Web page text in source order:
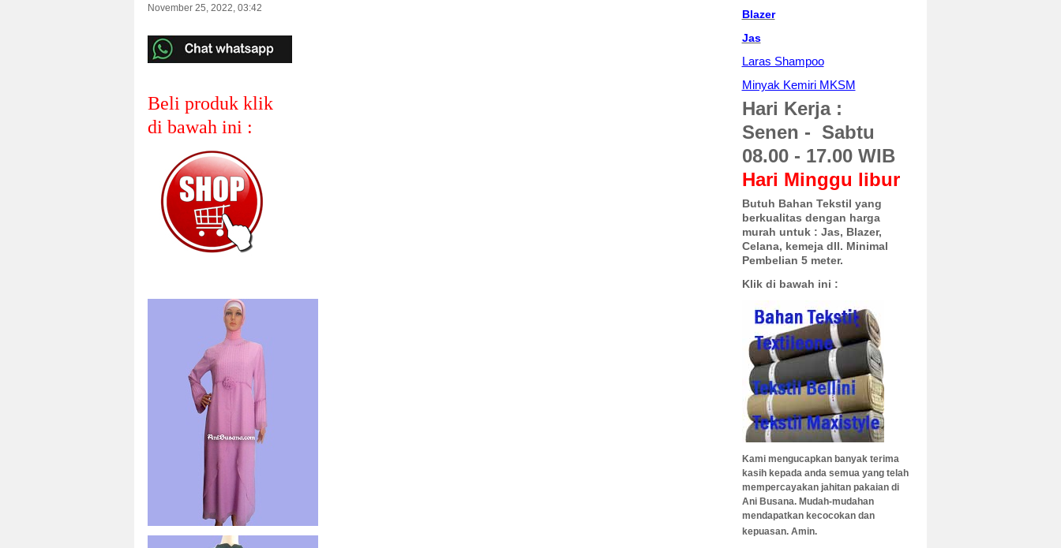
November 25, 2022, 03:42
Beli produk klik
di bawah ini :
Blazer
Jas
Laras Shampoo
Minyak Kemiri MKSM
Hari Kerja :
Senen - Sabtu
08.00 - 17.00 WIB
Hari Minggu libur
Butuh Bahan Tekstil yang
berkualitas dengan harga
murah untuk : Jas, Blazer,
Celana, kemeja dll. Minimal
Pembelian 5 meter.
Klik di bawah ini :
Kami mengucapkan banyak terima
kasih kepada anda semua yang telah
mempercayakan jahitan pakaian di
Ani Busana. Mudah-mudahan
mendapatkan kecocokan dan
kepuasan. Amin.